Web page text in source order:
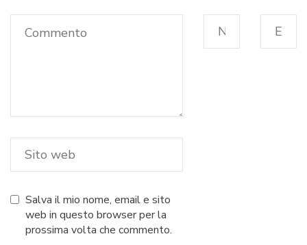
Salva il mio nome, email e sito
web in questo browser per la
prossima volta che commento.